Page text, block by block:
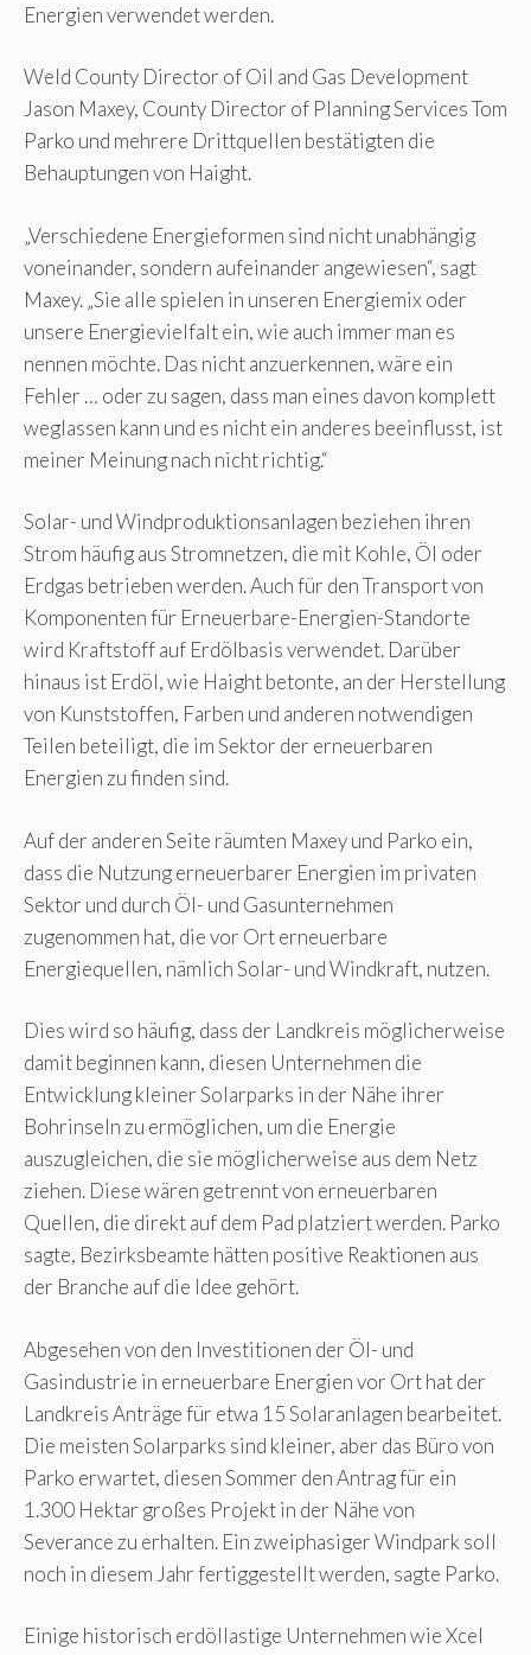
Energien verwendet werden.
Weld County Director of Oil and Gas Development
Jason Maxey, County Director of Planning Services Tom
Parko und mehrere Drittquellen bestätigten die
Behauptungen von Haight.
„Verschiedene Energieformen sind nicht unabhängig
voneinander, sondern aufeinander angewiesen“, sagt
Maxey. „Sie alle spielen in unseren Energiemix oder
unsere Energievielfalt ein, wie auch immer man es
nennen möchte. Das nicht anzuerkennen, wäre ein
Fehler … oder zu sagen, dass man eines davon komplett
weglassen kann und es nicht ein anderes beeinflusst, ist
meiner Meinung nach nicht richtig.“
Solar- und Windproduktionsanlagen beziehen ihren
Strom häufig aus Stromnetzen, die mit Kohle, Öl oder
Erdgas betrieben werden. Auch für den Transport von
Komponenten für Erneuerbare-Energien-Standorte
wird Kraftstoff auf Erdölbasis verwendet. Darüber
hinaus ist Erdöl, wie Haight betonte, an der Herstellung
von Kunststoffen, Farben und anderen notwendigen
Teilen beteiligt, die im Sektor der erneuerbaren
Energien zu finden sind.
Auf der anderen Seite räumten Maxey und Parko ein,
dass die Nutzung erneuerbarer Energien im privaten
Sektor und durch Öl- und Gasunternehmen
zugenommen hat, die vor Ort erneuerbare
Energiequellen, nämlich Solar- und Windkraft, nutzen.
Dies wird so häufig, dass der Landkreis möglicherweise
damit beginnen kann, diesen Unternehmen die
Entwicklung kleiner Solarparks in der Nähe ihrer
Bohrinseln zu ermöglichen, um die Energie
auszugleichen, die sie möglicherweise aus dem Netz
ziehen. Diese wären getrennt von erneuerbaren
Quellen, die direkt auf dem Pad platziert werden. Parko
sagte, Bezirksbeamte hätten positive Reaktionen aus
der Branche auf die Idee gehört.
Abgesehen von den Investitionen der Öl- und
Gasindustrie in erneuerbare Energien vor Ort hat der
Landkreis Anträge für etwa 15 Solaranlagen bearbeitet.
Die meisten Solarparks sind kleiner, aber das Büro von
Parko erwartet, diesen Sommer den Antrag für ein
1.300 Hektar großes Projekt in der Nähe von
Severance zu erhalten. Ein zweiphasiger Windpark soll
noch in diesem Jahr fertiggestellt werden, sagte Parko.
Einige historisch erdöllastige Unternehmen wie Xcel